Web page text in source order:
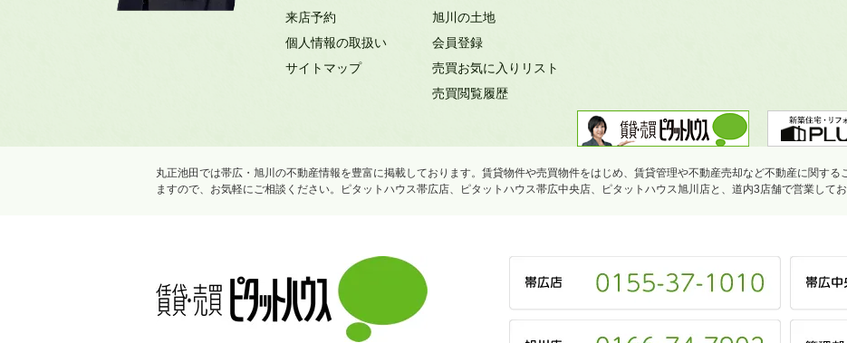
来店予約
個人情報の取扱い
サイトマップ
旭川の土地
会員登録
売買お気に入りリスト
売買閲覧履歴
丸正池田では帯広・旭川の不動産情報を豊富に掲載しております。賃貸物件や売買物件をはじめ、賃貸管理や不動産売却など不動産に関する
ますので、お気軽にご相談ください。ピタットハウス帯広店、ピタットハウス帯広中央店、ピタットハウス旭川店と、道内3店舗で営業して